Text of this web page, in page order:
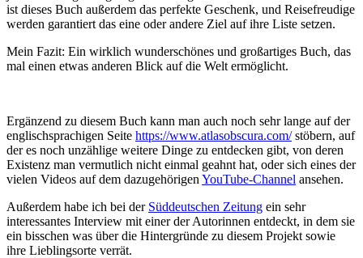
ist dieses Buch außerdem das perfekte Geschenk, und Reisefreudige
werden garantiert das eine oder andere Ziel auf ihre Liste setzen.
Mein Fazit: Ein wirklich wunderschönes und großartiges Buch, das
mal einen etwas anderen Blick auf die Welt ermöglicht.
Ergänzend zu diesem Buch kann man auch noch sehr lange auf der
englischsprachigen Seite https://www.atlasobscura.com/stöbern, auf
der es noch unzählige weitere Dinge zu entdecken gibt, von deren
Existenz man vermutlich nicht einmal geahnt hat, oder sich eines der
vielen Videos auf dem dazugehörigen YouTube-Channel ansehen.
Außerdem habe ich bei der Süddeutschen Zeitung ein sehr
interessantes Interview mit einer der Autorinnen entdeckt, in dem sie
ein bisschen was über die Hintergründe zu diesem Projekt sowie
ihre Lieblingsorte verrät.